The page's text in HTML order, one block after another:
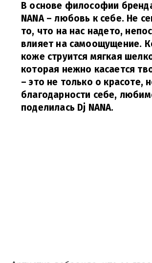
В основе философии
NANA – любовь к себе. Не
то, что на нас надето,
влияет на самоощущение.
коже струится мягкая
которая нежно касается
– это не только о красоте,
благодарности себе,
поделилась Dj NANA.